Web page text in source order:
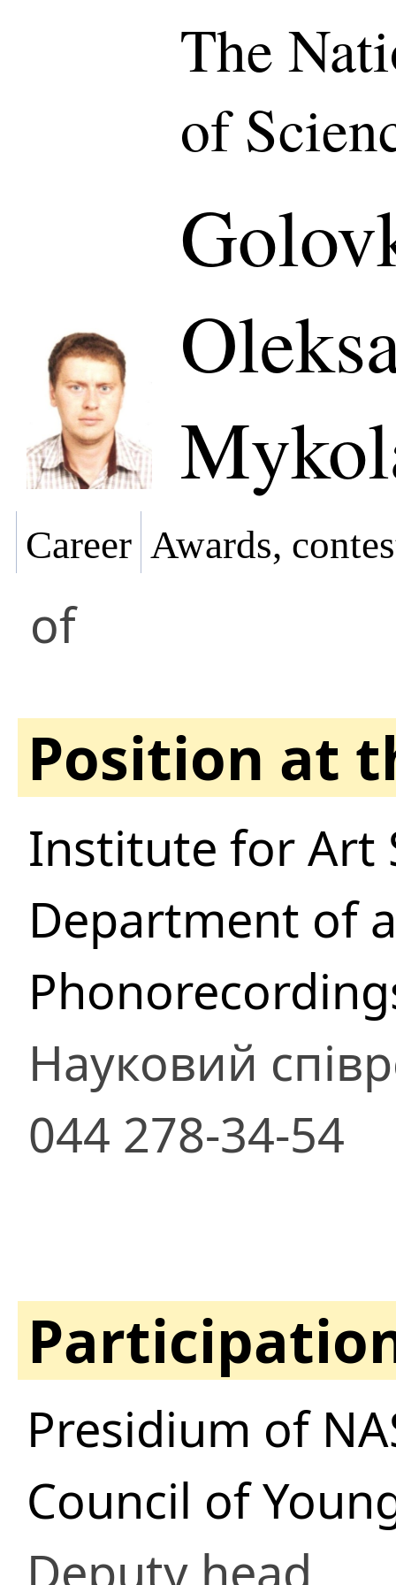
The
of
Career Awards,
of
Position at
Institute for Art
Department of
Науковий
044 278-34-54
Presidium of
Council of
Deputy head